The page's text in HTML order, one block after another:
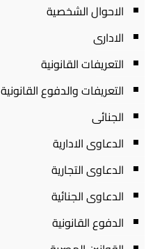
الاحوال الشخصية
الادارى
التعريفات القانونية
التعريفات والدفوع القانونية
الجنائى
الدعاوى الادارية
الدعاوى التجارية
الدعاوى الجنائية
الدفوع القانونية